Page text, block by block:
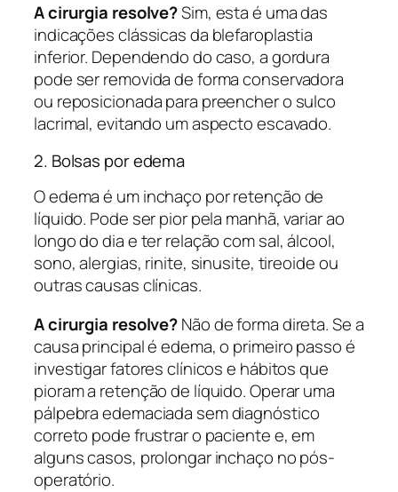
A cirurgia resolve?Sim, esta é uma das
indicações clássicas da blefaroplastia
inferior. Dependendo do caso, a gordura
pode ser removida de forma conservadora
ou reposicionada para preencher o sulco
lacrimal, evitando um aspecto escavado.
2. Bolsas por edema
O edema é um inchaço por retenção de
líquido. Pode ser pior pela manhã, variar ao
longo do dia e ter relação com sal, álcool,
sono, alergias, rinite, sinusite, tireoide ou
outras causas clínicas.
A cirurgia resolve?Não de forma direta. Se a
causa principal é edema, o primeiro passo é
investigar fatores clínicos e hábitos que
pioram a retenção de líquido. Operar uma
pálpebra edemaciada sem diagnóstico
correto pode frustrar o paciente e, em
alguns casos, prolongar inchaço no pós-
operatório.